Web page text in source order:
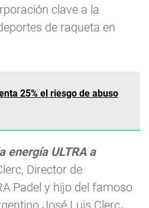
clave a la
de raqueta en
25% el riesgo de abuso
energía ULTRA a
Director de
Padel y hijo del famoso
José Luis Clerc.